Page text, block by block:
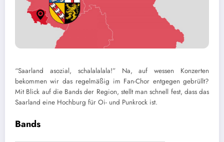
“Saarland asozial, schalalalala!” Na, auf wessen Konzerten
bekommen wir das regelmäßig im Fan-Chor entgegen gebrüllt?
Mit Blick auf die Bands der Region, stellt man schnell fest, dass das
Saarland eine Hochburg für Oi- und Punkrock ist.
Bands